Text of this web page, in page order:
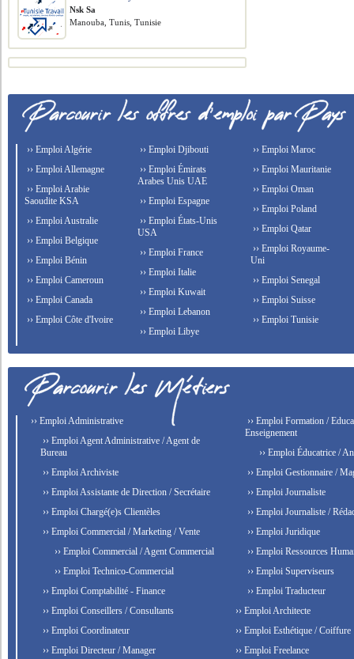
Nsk Sa
Manouba, Tunis, Tunisie
›› Emploi Algérie
›› Emploi Allemagne
›› Emploi Arabie
Saoudite KSA
›› Emploi Australie
›› Emploi Belgique
›› Emploi Bénin
›› Emploi Cameroun
›› Emploi Canada
›› Emploi Côte d'Ivoire
›› Emploi Djibouti
›› Emploi Émirats
Arabes Unis UAE
›› Emploi Espagne
›› Emploi États-Unis
USA
›› Emploi France
›› Emploi Italie
›› Emploi Kuwait
›› Emploi Lebanon
›› Emploi Libye
›› Emploi Maroc
›› Emploi Mauritanie
›› Emploi Oman
›› Emploi Poland
›› Emploi Qatar
›› Emploi Royaume-
Uni
›› Emploi Senegal
›› Emploi Suisse
›› Emploi Tunisie
›› Emploi Administrative
›› Emploi Agent Administrative / Agent de
Bureau
›› Emploi Archiviste
›› Emploi Assistante de Direction / Secrétaire
›› Emploi Chargé(e)s Clientèles
›› Emploi Commercial / Marketing / Vente
›› Emploi Commercial / Agent Commercial
›› Emploi Technico-Commercial
›› Emploi Comptabilité - Finance
›› Emploi Conseillers / Consultants
›› Emploi Coordinateur
›› Emploi Directeur / Manager
›› Emploi Formation /
Enseignement
›› Emploi Éducatrice /
›› Emploi Gestionnaire /
›› Emploi Journaliste
›› Emploi Journaliste /
›› Emploi Juridique
›› Emploi Ressources
›› Emploi Superviseurs
›› Emploi Traducteur
›› Emploi Architecte
›› Emploi Esthétique / Coiffure
›› Emploi Freelance